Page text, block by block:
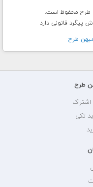
پیگرد قانونی دارد
طرح
طرح
تکی